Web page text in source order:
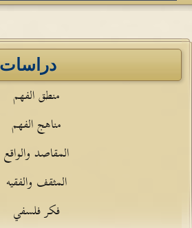
دراسات
منطق الفهم
مناهج الفهم
المقاصد والواقع
المثقف والفقيه
فكر فلسفي